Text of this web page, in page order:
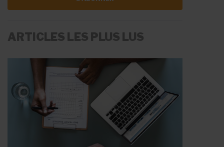
ARTICLES LES PLUS LUS
LA RÉMUNÉRATION
LES AIDES À L'EMPLOI